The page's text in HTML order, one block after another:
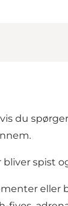
du
bliver spist